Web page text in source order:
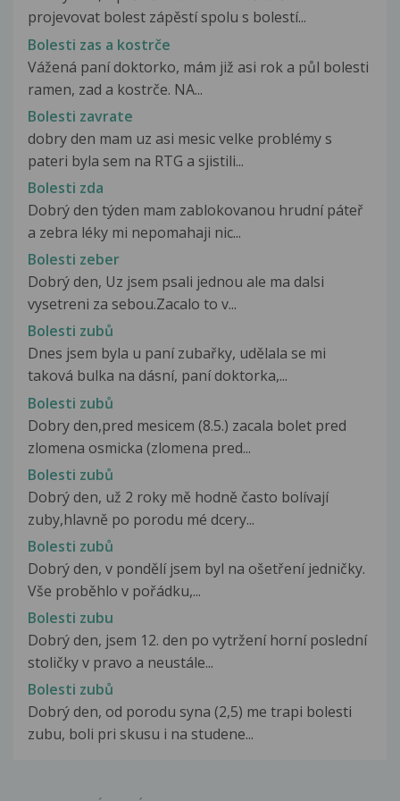
projevovat bolest zápěstí spolu s bolestí...
Bolesti zas a kostrče
Vážená paní doktorko, mám již asi rok a půl bolesti
ramen, zad a kostrče. NA...
Bolesti zavrate
dobry den mam uz asi mesic velke problémy s
pateri byla sem na RTG a sjistili...
Bolesti zda
Dobrý den týden mam zablokovanou hrudní páteř
a zebra léky mi nepomahaji nic...
Bolesti zeber
Dobrý den, Uz jsem psali jednou ale ma dalsi
vysetreni za sebou.Zacalo to v...
Bolesti zubů
Dnes jsem byla u paní zubařky, udělala se mi
taková bulka na dásní, paní doktorka,...
Bolesti zubů
Dobry den,pred mesicem (8.5.) zacala bolet pred
zlomena osmicka (zlomena pred...
Bolesti zubů
Dobrý den, už 2 roky mě hodně často bolívají
zuby,hlavně po porodu mé dcery...
Bolesti zubů
Dobrý den, v pondělí jsem byl na ošetření jedničky.
Vše proběhlo v pořádku,...
Bolesti zubu
Dobrý den, jsem 12. den po vytržení horní poslední
stoličky v pravo a neustále...
Bolesti zubů
Dobrý den, od porodu syna (2,5) me trapi bolesti
zubu, boli pri skusu i na studene...